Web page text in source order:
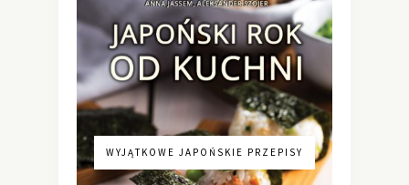
WYJĄTKOWE JAPOŃSKIE PRZEPISY